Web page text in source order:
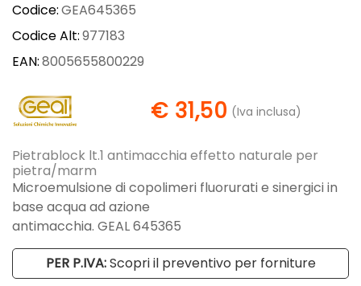
Codice:GEA645365
Codice Alt:977183
EAN:8005655800229
€ 31,50 (Iva inclusa)
Pietrablock lt.1 antimacchia effetto naturale per
pietra/marm
Microemulsione di copolimeri fluorurati e sinergici in
base acqua ad azione
antimacchia. GEAL 645365
PER P.IVA:Scopri il preventivo per forniture